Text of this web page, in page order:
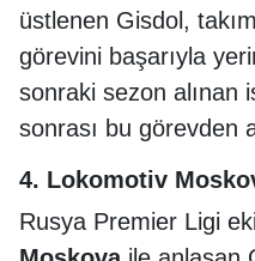
üstlenen Gisdol,
görevini başarıyla
sonraki sezon alınan
sonrası bu görevden
4. Lokomotiv
Rusya Premier Ligi